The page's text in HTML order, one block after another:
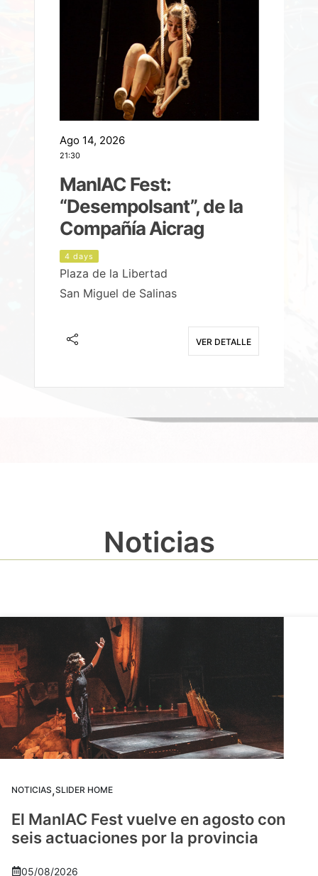
Ago 14, 2026
21:30
ManIAC Fest:
“Desempolsant”, de la
Compañía Aicrag
4 days
Plaza de la Libertad
San Miguel de Salinas
VER DETALLE
Noticias
NOTICIAS,SLIDER HOME
El ManIAC Fest vuelve en agosto con
seis actuaciones por la provincia
05/08/2026